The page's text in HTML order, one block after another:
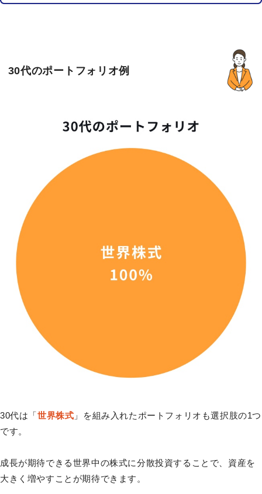
30代のポートフォリオ例
30代は「 世界株式 」を組み入れたポートフォリオも選択肢の1つ
です。
成長が期待できる世界中の株式に分散投資することで、資産を
大きく増やすことが期待できます。